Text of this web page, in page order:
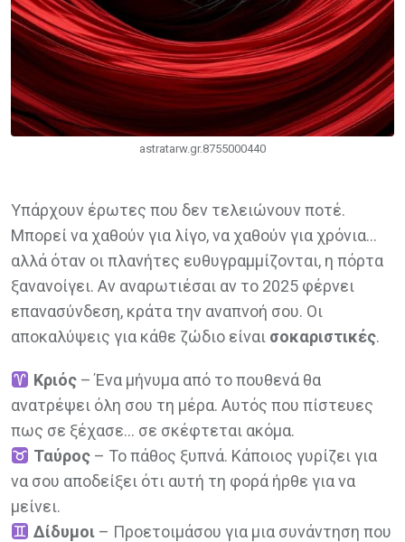
astratarw.gr.8755000440
Υπάρχουν έρωτες που δεν τελειώνουν ποτέ.
Μπορεί να χαθούν για λίγο, να χαθούν για χρόνια…
αλλά όταν οι πλανήτες ευθυγραμμίζονται, η πόρτα
ξανανοίγει. Αν αναρωτιέσαι αν το 2025 φέρνει
επανασύνδεση, κράτα την αναπνοή σου. Οι
αποκαλύψεις για κάθε ζώδιο είναι σοκαριστικές.
Κριός– Ένα μήνυμα από το πουθενά θα
ανατρέψει όλη σου τη μέρα. Αυτός που πίστευες
πως σε ξέχασε… σε σκέφτεται ακόμα.
Ταύρος– Το πάθος ξυπνά. Κάποιος γυρίζει για
να σου αποδείξει ότι αυτή τη φορά ήρθε για να
μείνει.
Δίδυμοι– Προετοιμάσου για μια συνάντηση που